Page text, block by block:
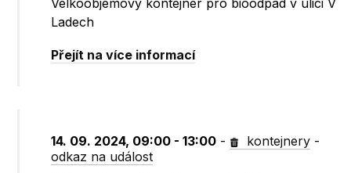
Velkoobjemový kontejner pro bioodpad v ulici V
Ladech
Přejít na více informací
14. 09. 2024, 09:00 - 13:00 - kontejnery -
odkaz na událost